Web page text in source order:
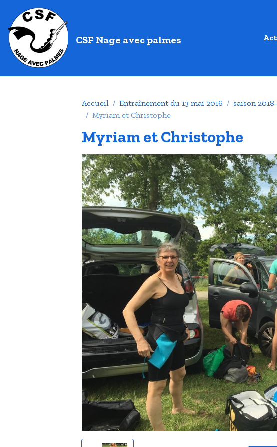
CSF Nage avec palmes
Accueil Entraînement du 13 mai 2016 saison
Myriam et Christophe
Myriam et Christophe